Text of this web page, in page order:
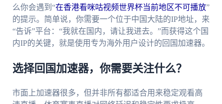
么你会遇到“在香港看咪咕视频世界杯当前地区不可播放”
的提示。简单说，你需要一个位于中国大陆的IP地址，来
“告诉”平台：“我就在国内，请让我进去。”而获得这个国
内IP的关键，就是使用专为海外用户设计的回国加速器。
选择回国加速器，你需要关注什么？
市面上加速器很多，但并非所有都适合用来稳定观看高